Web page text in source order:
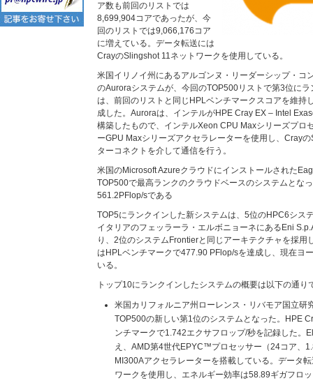
ア数も前回のリストでは
8,699,904コアであったが、今
回のリストでは9,066,176コア
に増えている。データ転送には
CrayのSlingshot 11ネットワークを使用している。
米国イリノイ州にあるアルゴンヌ・リーダーシップ・コ
のAuroraシステムが、今回のTOP500リストで第3位に
は、前回のリストと同じHPLベンチマークスコアを維持
成した。Auroraは、インテルがHPE Cray EX – Intel
構築したもので、インテルXeon CPU Maxシリーズプロ
ーGPU Maxシリーズアクセラレーターを使用し、Cray
ターコネクトを介して通信を行う。
米国のMicrosoft Azureクラウドにインストールされた
TOP500で最高ランクのクラウドベースのシステムとな
561.2PFlop/sである
TOP5にランクインした新システムは、5位のHPC6シス
イタリアのフェッラーラ・エルボニョーネにあるEni
り、2位のシステムFrontierと同じアーキテクチャを採用
はHPLベンチマークで477.90 PFlop/sを達成し、現在ヨ
いる。
トップ10にランクインしたシステムの概要は以下の通り
米国カリフォルニア州ローレンス・リバモア国立研
TOP500の新しい第1位のシステムとなった。HPE
ンチマークで1.742エクサフロップ/秒を記録した。
え、AMD第4世代EPYC™プロセッサー（24コア、
MI300Aアクセラレーターを搭載している。データ
ワークを使用し、エネルギー効率は58.89ギガフロ